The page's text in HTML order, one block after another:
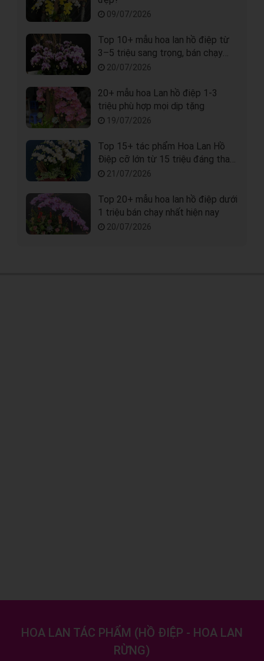
09/07/2026
Top 10+ mẫu hoa lan hồ điệp từ
3–5 triệu sang trọng, bán chạy
nhất tại Sài Gòn
20/07/2026
20+ mẫu hoa Lan hồ điệp 1-3
triệu phù hợp mọi dịp tặng
19/07/2026
Top 15+ tác phẩm Hoa Lan Hồ
Điệp cỡ lớn từ 15 triệu đáng tham
khảo tại Sài Gòn
21/07/2026
Top 20+ mẫu hoa lan hồ điệp dưới
1 triệu bán chạy nhất hiện nay
20/07/2026
HOA LAN TÁC PHẨM (HỒ ĐIỆP - HOA LAN
RỪNG)